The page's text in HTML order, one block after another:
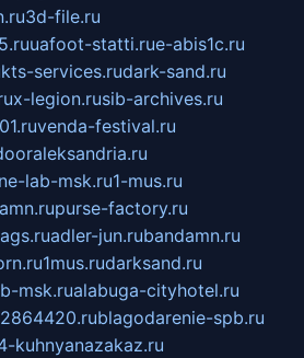
3d-file.ru
uafoot-statti.rue-abis1c.ru
kts-services.rudark-sand.ru
x-legion.rusib-archives.ru
venda-festival.ru
lab-msk.ru1-mus.ru
purse-factory.ru
adler-jun.rubandamn.ru
1mus.rudarksand.ru
msk.rualabuga-cityhotel.ru
2864420.rublagodarenie-spb.ru
kuhnyanazakaz.ru